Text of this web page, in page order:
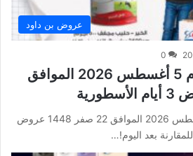
عروض بن داود
0
عروض بن داود اليوم 5 أغسطس 2026 الموافق
عروض بن داود اليوم 5 أغسطس 2026 الموافق 22 صفر 1448 عروض